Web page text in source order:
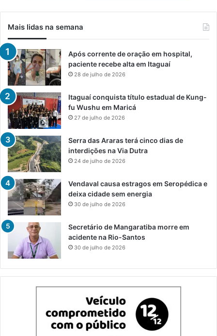
Mais lidas na semana
Após corrente de oração em hospital,
paciente recebe alta em Itaguaí
28 de julho de 2026
Itaguaí conquista título estadual de Kung-
fu Wushu em Maricá
27 de julho de 2026
Serra das Araras terá cinco dias de
interdições na Via Dutra
24 de julho de 2026
Vendaval causa estragos em Seropédica e
deixa cidade sem energia
30 de julho de 2026
Secretário de Mangaratiba morre em
acidente na Rio-Santos
30 de julho de 2026